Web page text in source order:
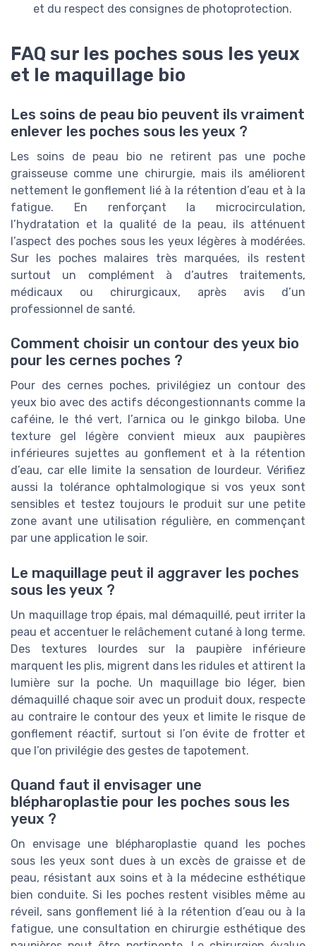
et du respect des consignes de photoprotection.
FAQ sur les poches sous les yeux
et le maquillage bio
Les soins de peau bio peuvent ils vraiment
enlever les poches sous les yeux ?
Les soins de peau bio ne retirent pas une poche
graisseuse comme une chirurgie, mais ils améliorent
nettement le gonflement lié à la rétention d’eau et à la
fatigue. En renforçant la microcirculation,
l’hydratation et la qualité de la peau, ils atténuent
l’aspect des poches sous les yeux légères à modérées.
Sur les poches malaires très marquées, ils restent
surtout un complément à d’autres traitements,
médicaux ou chirurgicaux, après avis d’un
professionnel de santé.
Comment choisir un contour des yeux bio
pour les cernes poches ?
Pour des cernes poches, privilégiez un contour des
yeux bio avec des actifs décongestionnants comme la
caféine, le thé vert, l’arnica ou le ginkgo biloba. Une
texture gel légère convient mieux aux paupières
inférieures sujettes au gonflement et à la rétention
d’eau, car elle limite la sensation de lourdeur. Vérifiez
aussi la tolérance ophtalmologique si vos yeux sont
sensibles et testez toujours le produit sur une petite
zone avant une utilisation régulière, en commençant
par une application le soir.
Le maquillage peut il aggraver les poches
sous les yeux ?
Un maquillage trop épais, mal démaquillé, peut irriter la
peau et accentuer le relâchement cutané à long terme.
Des textures lourdes sur la paupière inférieure
marquent les plis, migrent dans les ridules et attirent la
lumière sur la poche. Un maquillage bio léger, bien
démaquillé chaque soir avec un produit doux, respecte
au contraire le contour des yeux et limite le risque de
gonflement réactif, surtout si l’on évite de frotter et
que l’on privilégie des gestes de tapotement.
Quand faut il envisager une
blépharoplastie pour les poches sous les
yeux ?
On envisage une blépharoplastie quand les poches
sous les yeux sont dues à un excès de graisse et de
peau, résistant aux soins et à la médecine esthétique
bien conduite. Si les poches restent visibles même au
réveil, sans gonflement lié à la rétention d’eau ou à la
fatigue, une consultation en chirurgie esthétique des